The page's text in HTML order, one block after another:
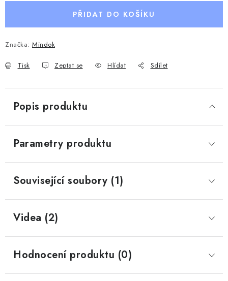
PŘIDAT DO KOŠÍKU
Značka: Mindok
Tisk Zeptat se Hlídat Sdílet
Popis produktu
Parametry produktu
Související soubory (1)
Videa (2)
Hodnocení produktu (0)